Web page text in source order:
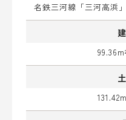
名鉄三河線「三河高浜